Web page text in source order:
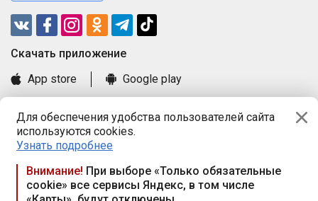
Для обеспечения удобства пользователей сайта
используются cookies.
Узнать подробнее
Внимание! При выборе «Только обязательные
cookie» все сервисы Яндекс, в том числе
Cкачать приложение
App store
Google play
Книга замечаний и предложений
Правила и документы
Praca.by © 2000—2026, ООО «ПРАЦА БАЙ»
Республика Беларусь, 220114, г. Минск, пр-т Независимости
117а, пом. № 9.